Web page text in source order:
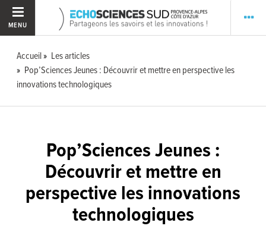
MENU
Accueil
Les articles
Pop’Sciences Jeunes : Découvrir et mettre en perspective les
innovations technologiques
Pop’Sciences Jeunes :
Découvrir et mettre en
perspective les innovations
technologiques